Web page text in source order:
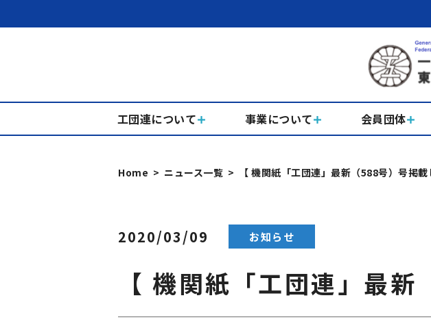
工団連について 事業について 会員団体
Home ニュース一覧 【 機関紙「工団連」最新（588号）号掲載
2020/03/09 お知らせ
【 機関紙「工団連」最